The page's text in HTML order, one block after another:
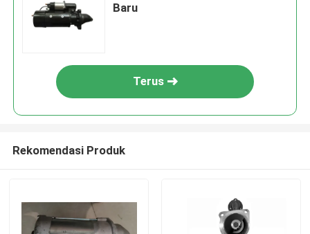
Baru
Terus
Rekomendasi Produk